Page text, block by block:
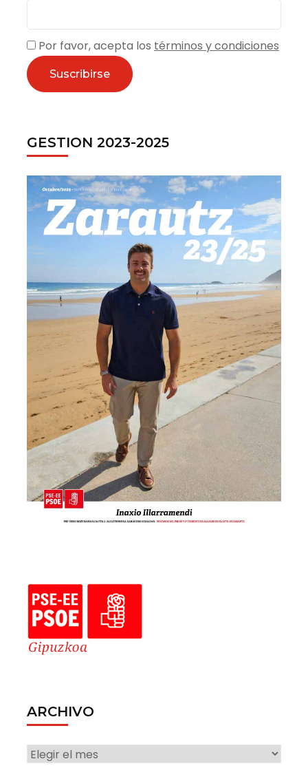
Por favor, acepta los términos y condiciones
GESTION 2023-2025
ARCHIVO
ARCHIVO